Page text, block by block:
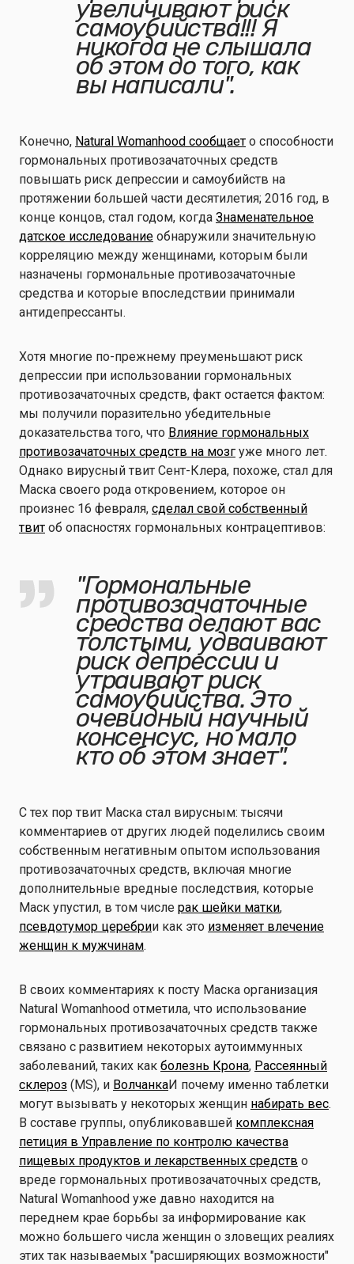
увеличивают риск
самоубийства!!! Я
никогда не слышала
об этом до того, как
вы написали".
Конечно, Natural Womanhood сообщает о способности
гормональных противозачаточных средств
повышать риск депрессии и самоубийств на
протяжении большей части десятилетия; 2016 год, в
конце концов, стал годом, когда Знаменательное
датское исследование обнаружили значительную
корреляцию между женщинами, которым были
назначены гормональные противозачаточные
средства и которые впоследствии принимали
антидепрессанты.
Хотя многие по-прежнему преуменьшают риск
депрессии при использовании гормональных
противозачаточных средств, факт остается фактом:
мы получили поразительно убедительные
доказательства того, что Влияние гормональных
противозачаточных средств на мозг уже много лет.
Однако вирусный твит Сент-Клера, похоже, стал для
Маска своего рода откровением, которое он
произнес 16 февраля, сделал свой собственный
твит об опасностях гормональных контрацептивов:
"Гормональные
противозачаточные
средства делают вас
толстыми, удваивают
риск депрессии и
утраивают риск
самоубийства. Это
очевидный научный
консенсус, но мало
кто об этом знает".
С тех пор твит Маска стал вирусным: тысячи
комментариев от других людей поделились своим
собственным негативным опытом использования
противозачаточных средств, включая многие
дополнительные вредные последствия, которые
Маск упустил, в том числе рак шейки матки,
псевдотумор церебрии как это изменяет влечение
женщин к мужчинам.
В своих комментариях к посту Маска организация
Natural Womanhood отметила, что использование
гормональных противозачаточных средств также
связано с развитием некоторых аутоиммунных
заболеваний, таких как болезнь Крона, Рассеянный
склероз (MS), и ВолчанкаИ почему именно таблетки
могут вызывать у некоторых женщин набирать вес.
В составе группы, опубликовавшей комплексная
петиция в Управление по контролю качества
пищевых продуктов и лекарственных средств о
вреде гормональных противозачаточных средств,
Natural Womanhood уже давно находится на
переднем крае борьбы за информирование как
можно большего числа женщин о зловещих реалиях
этих так называемых "расширяющих возможности"